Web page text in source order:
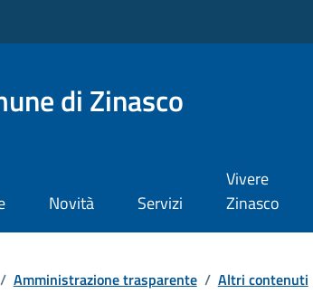
di Zinasco
Novità Servizi
Vivere
Zinasco
/ Amministrazione trasparente / Altri contenuti